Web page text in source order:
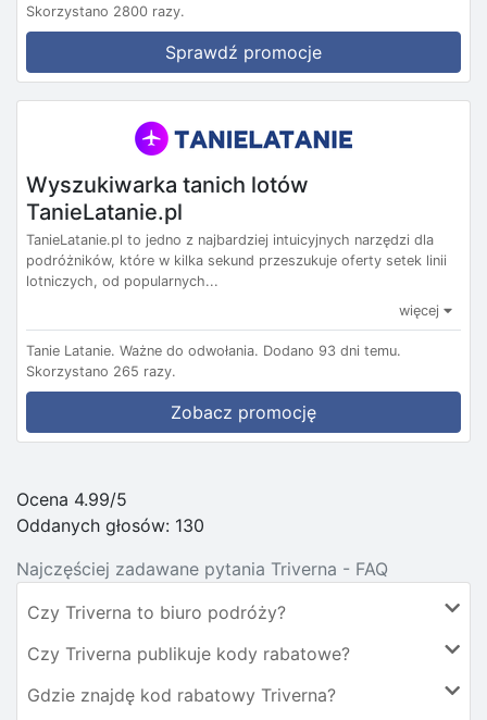
Skorzystano 2800 razy.
Sprawdź promocje
Wyszukiwarka tanich lotów
TanieLatanie.pl
TanieLatanie.pl to jedno z najbardziej intuicyjnych narzędzi dla
podróżników, które w kilka sekund przeszukuje oferty setek linii
lotniczych, od popularnych...
więcej
Tanie Latanie. Ważne do odwołania. Dodano 93 dni temu.
Skorzystano 265 razy.
Zobacz promocję
Ocena 4.99/5
Oddanych głosów: 130
Najczęściej zadawane pytania Triverna - FAQ
Czy Triverna to biuro podróży?
Czy Triverna publikuje kody rabatowe?
Gdzie znajdę kod rabatowy Triverna?